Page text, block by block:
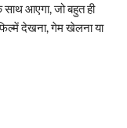
आएगा, जो बहुत ही
देखना, गेम खेलना या